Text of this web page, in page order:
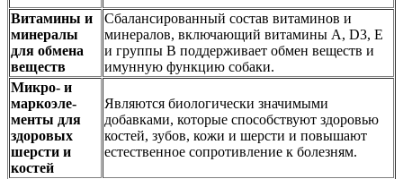
Витамины и
минералы
для обмена
веществ
Сбалансированный состав витаминов и
минералов, включающий витамины А, D3, E
и группы B поддерживает обмен веществ и
имунную функцию собаки.
Микро- и
маркоэле-
менты для
здоровых
шерсти и
костей
Являются биологически значимыми
добавками, которые способствуют здоровью
костей, зубов, кожи и шерсти и повышают
естественное сопротивление к болезням.